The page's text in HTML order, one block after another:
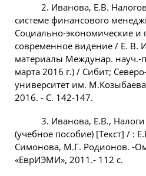
2. Иванова, Е.В.
системе финансового
Социально-экономические и
современное видение / Е. В.
материалы Междунар. науч.-
марта 2016 г.) / Сибит; Северо-
университет им.
2016. - С. 142-147.
3. Иванова, Е.В.,
(учебное пособие) [Текст] / :
Симонова, М.Г. Родионов. -
«ЕврИЭМИ», 2011.- 112 с.